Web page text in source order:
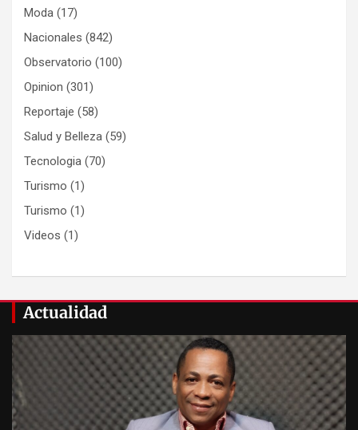
Moda (17)
Nacionales (842)
Observatorio (100)
Opinion (301)
Reportaje (58)
Salud y Belleza (59)
Tecnologia (70)
Turismo (1)
Turismo (1)
Videos (1)
Actualidad